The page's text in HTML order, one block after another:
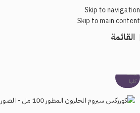
Skip to navigation
Skip to main content
القائمة
بيعت
كلها